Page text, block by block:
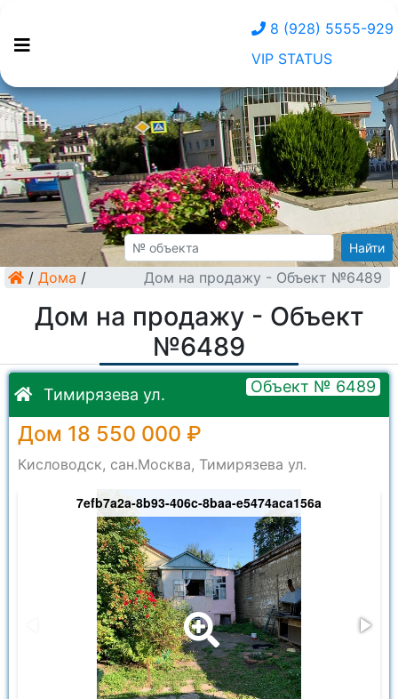
8 (928) 5555-929
VIP STATUS
Найти
/ Дома / Дом на продажу - Объект №6489
Дом на продажу - Объект
№6489
Тимирязева ул. Объект № 6489
Дом 18 550 000 ₽
Кисловодск, сан.Москва, Тимирязева ул.
7efb7a2a-8b93-406c-8baa-e5474aca156a